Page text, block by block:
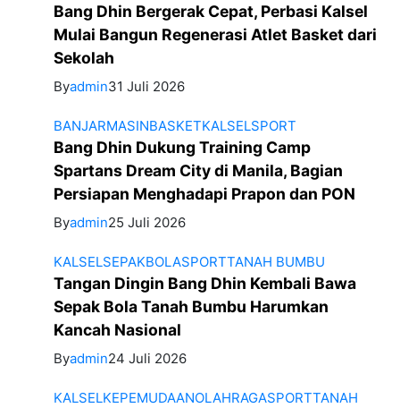
Bang Dhin Bergerak Cepat, Perbasi Kalsel
Mulai Bangun Regenerasi Atlet Basket dari
Sekolah
Byadmin31 Juli 2026
BANJARMASINBASKETKALSELSPORT
Bang Dhin Dukung Training Camp
Spartans Dream City di Manila, Bagian
Persiapan Menghadapi Prapon dan PON
Byadmin25 Juli 2026
KALSELSEPAKBOLASPORTTANAH BUMBU
Tangan Dingin Bang Dhin Kembali Bawa
Sepak Bola Tanah Bumbu Harumkan
Kancah Nasional
Byadmin24 Juli 2026
KALSELKEPEMUDAANOLAHRAGASPORTTANAH